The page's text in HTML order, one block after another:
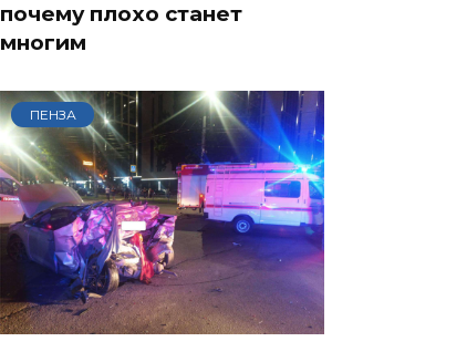
почему плохо станет
многим
ПЕНЗА